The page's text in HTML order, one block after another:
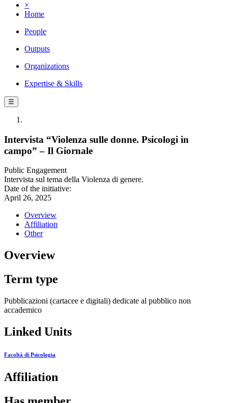
×
Home
People
Outputs
Organizations
Expertise & Skills
☰
Intervista “Violenza sulle donne. Psicologi in
campo” – Il Giornale
Public Engagement
Intervista sul tema della Violenza di genere.
Date of the initiative:
April 26, 2025
Overview
Affiliation
Other
Overview
Term type
Pubblicazioni (cartacee e digitali) dedicate al pubblico non
accademico
Linked Units
Facoltà di Psicologia
Affiliation